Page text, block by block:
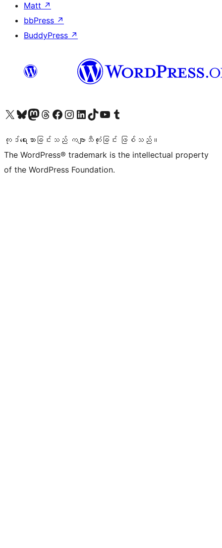
Matt ↗
bbPress ↗
BuddyPress ↗
ကျွန်ုပ်တို့၏ X (ယခင် Twitter) အကောင့်သို့ သွားရောက်ကြည့်ရှုပါကျွန်ုပ်တို့၏ Bluesky အကောင့်သို့ ဝင်ရောက်ကြည့်ရှုရန်
ကျွန်ုပ်တို့၏ Mastodon အကောင့်သို့ သွားရောက်ကြည့်ရှုပါကျွန်ုပ်တို့၏ Threads အကောင့်သို့ ဝင်ရောက်ကြည့်ရှုရန်
ကျွန်ုပ်တို့၏ Facebook စာမျက်နှာသို့ သွားရောက်ကြည့်ရှုပါကျွန်ုပ်တို့၏ Instagram အကောင့်သို့ သွားရောက်ကြည့်ရှုပါ ကျွန်ုပ်တို့၏ LinkedIn အကောင့်သို့ သွားရောက်ကြည့်ရှုပါကျွန်ုပ်တို့၏ TikTok အကောင့်သို့ ဝင်ရောက်ကြည့်ရှုရန်
ကျွန်ုပ်တို့၏ YouTube ချန်နယ်သို့ သွားရောက်ကြည့်ရှုပါ ကျွန်ုပ်တို့၏ Tumblr အကောင့်သို့ ဝင်ရောက်ကြည့်ရှုရန်
ကုဒ်ရေးသားခြင်းသည် ကဗျာသီကုံးခြင်း ဖြစ်သည်။
The WordPress® trademark is the intellectual property
of the WordPress Foundation.